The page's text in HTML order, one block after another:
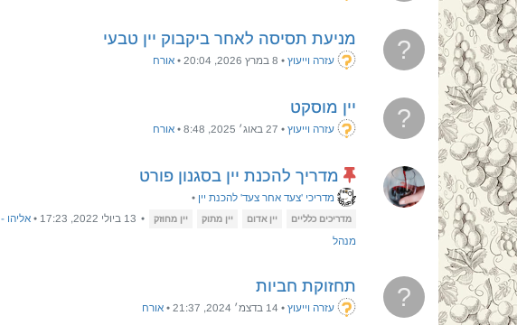
? מניעת תסיסה לאחר ביקבוק יין טבעי
עזרה וייעוץ • 8 במרץ 2026, 20:04 •אורח
? יין מוסקט
עזרה וייעוץ • 27 באוג׳ 2025, 8:48 •אורח
מדריך להכנת יין בסגנון פורט
מדריכי 'צעד אחר צעד' להכנת יין •
מדריכים כלליים יין אדום יין מתוק יין מחוזק • 13 ביולי 2022, 17:23 • אליהו -
מנהל
? תחזוקת חביות
עזרה וייעוץ • 14 בדצמ׳ 2024, 21:37 •אורח